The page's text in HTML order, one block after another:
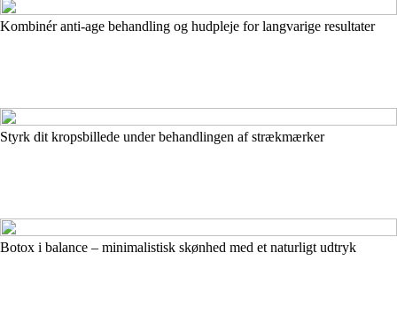
Kombinér anti-age behandling og hudpleje for langvarige resultater
Styrk dit kropsbillede under behandlingen af strækmærker
Botox i balance – minimalistisk skønhed med et naturligt udtryk